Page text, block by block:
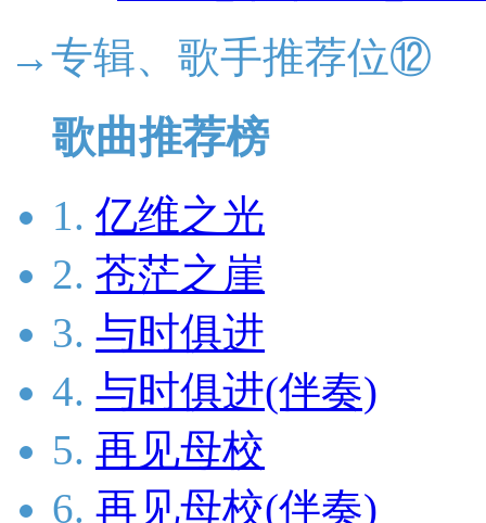
→专辑、歌手推荐位⑫
歌曲推荐榜
1. 亿维之光
2. 苍茫之崖
3. 与时俱进
4. 与时俱进(伴奏)
5. 再见母校
6. 再见母校(伴奏)